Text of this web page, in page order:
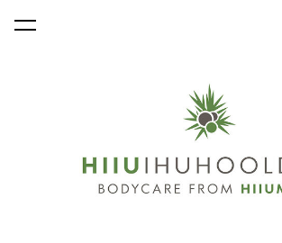
was added to the cart.